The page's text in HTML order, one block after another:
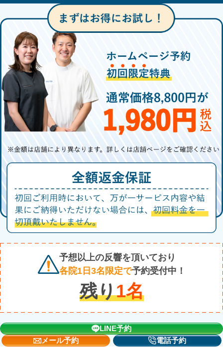
予想以上の反響を頂いており
各院1日3名限定で予約受付中！
残り1名
LINE予約
メール予約
電話予約